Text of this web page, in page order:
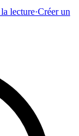
lecture·Créer un